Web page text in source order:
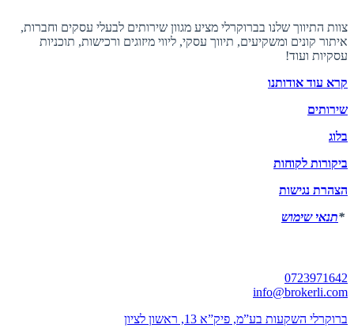
צוות התיווך שלנו בברוקרלי מציע מגוון שירותים לבעלי עסקים וחברות,
איתור קונים ומשקיעים, תיווך עסקי, ליווי מיזוגים ורכישות, תוכניות
עסקיות ועוד!
קרא עוד אודותנו
שירותים
בלוג
ביקורות לקוחות
הצהרת נגישות
*תנאי שימוש
0723971642
info@brokerli.com
ברוקרלי השקעות בע”מ, פיק”א 13, ראשון לציון